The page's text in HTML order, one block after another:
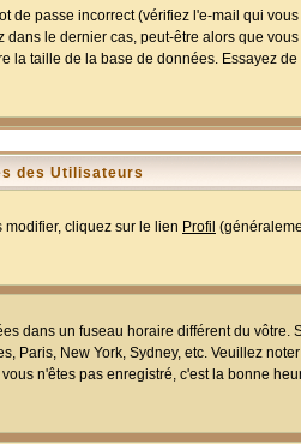
de passe incorrect (vérifiez l'e-mail qui
le dernier cas, peut-être alors que
taille de la base de données. Essayez
des Utilisateurs
cliquez sur le lien Profil
dans un fuseau horaire différent du vôtre.
Paris, New York, Sydney, etc. Veuillez
n'êtes pas enregistré, c'est la bonne